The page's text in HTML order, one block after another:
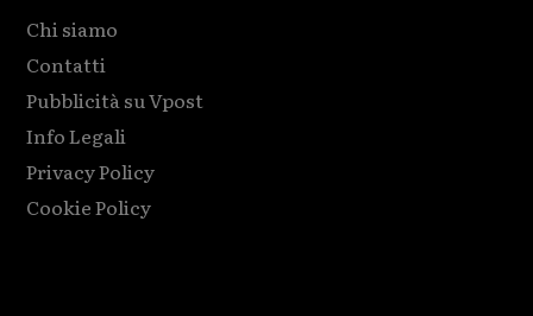
Chi siamo
Contatti
Pubblicità su Vpost
Info Legali
Privacy Policy
Cookie Policy